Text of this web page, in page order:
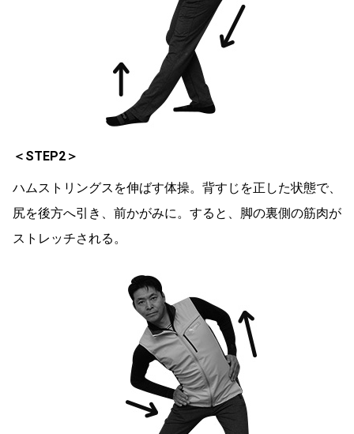
＜STEP2＞
ハムストリングスを伸ばす体操。背すじを正した状態で、
尻を後方へ引き、前かがみに。すると、脚の裏側の筋肉が
ストレッチされる。